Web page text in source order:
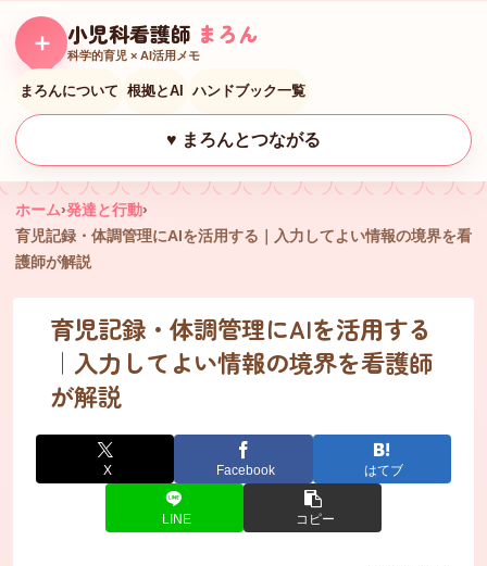
＋ 小児科看護師 まろん
科学的育児 × AI活用メモ
まろんについて 根拠とAI ハンドブック一覧
♥ まろんとつながる
ホーム›発達と行動›
育児記録・体調管理にAIを活用する｜入力してよい情報の境界を看
護師が解説
育児記録・体調管理にAIを活用する
｜入力してよい情報の境界を看護師
が解説
X Facebook はてブ
LINE コピー